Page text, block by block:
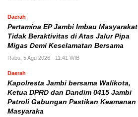
Daerah
Pertamina EP Jambi Imbau Masyarakat
Tidak Beraktivitas di Atas Jalur Pipa
Migas Demi Keselamatan Bersama
Rabu, 5 Agu 2026 - 11:41 WIB
Daerah
Kapolresta Jambi bersama Walikota,
Ketua DPRD dan Dandim 0415 Jambi
Patroli Gabungan Pastikan Keamanan
Masyaraka